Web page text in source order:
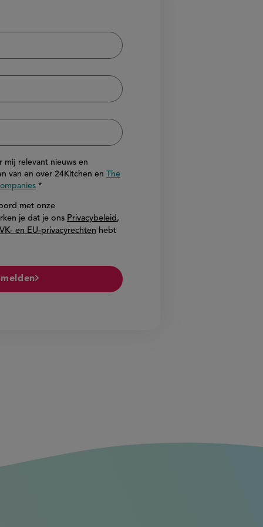
mij relevant nieuws en
van en over 24Kitchen en The
met onze
je dat je ons Privacybeleid ,
en EU-privacyrechten hebt